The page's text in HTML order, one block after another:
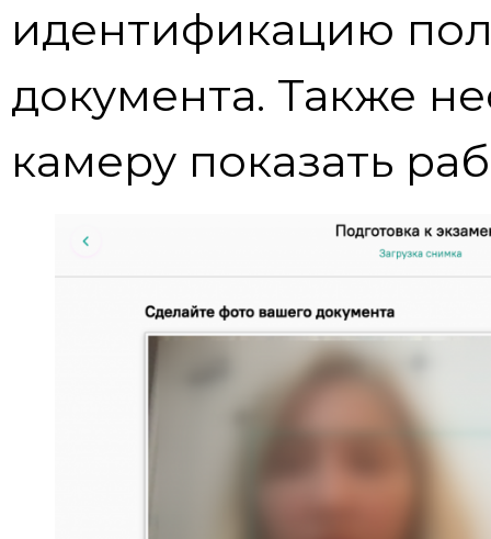
идентификацию
документа. Также
камеру показать